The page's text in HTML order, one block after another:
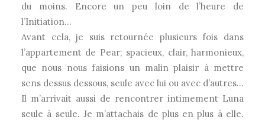
du moins. Encore un peu loin de l’heure de
l’Initiation…
Avant cela, je suis retournée plusieurs fois dans
l’appartement de Pear; spacieux, clair, harmonieux,
que nous nous faisions un malin plaisir à mettre
sens dessus dessous, seule avec lui ou avec d’autres…
Il m’arrivait aussi de rencontrer intimement Luna
seule à seule. Je m’attachais de plus en plus à elle.